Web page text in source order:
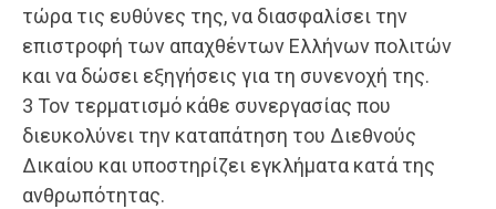
τώρα τις ευθύνες της, να διασφαλίσει την
επιστροφή των απαχθέντων Ελλήνων πολιτών
και να δώσει εξηγήσεις για τη συνενοχή της.
3 Τον τερματισμό κάθε συνεργασίας που
διευκολύνει την καταπάτηση του Διεθνούς
Δικαίου και υποστηρίζει εγκλήματα κατά της
ανθρωπότητας.